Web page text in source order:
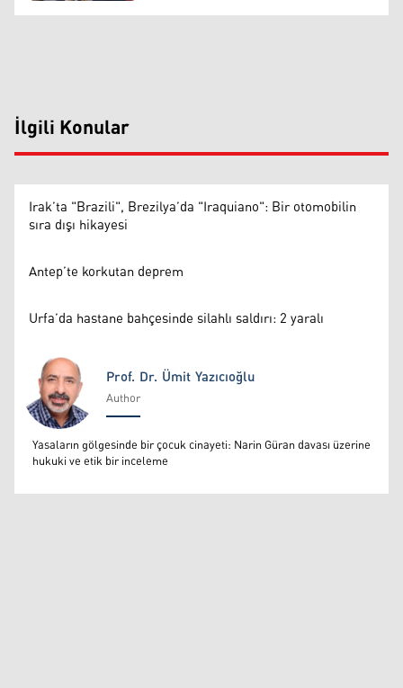
İlgili Konular
Irak’ta "Brazili", Brezilya’da "Iraquiano": Bir otomobilin
sıra dışı hikayesi
Antep’te korkutan deprem
Urfa’da hastane bahçesinde silahlı saldırı: 2 yaralı
Prof. Dr. Ümit Yazıcıoğlu
Prof. Dr. Ümit Yazıcıoğlu
Author
Yasaların gölgesinde bir çocuk cinayeti: Narin Güran davası üzerine
hukuki ve etik bir inceleme